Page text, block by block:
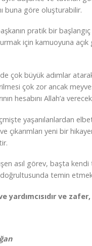
buna göre oluşturabilir.
pratik bir
için kamuoyuna açık
çok büyük adımlar
çok zor ancak
hesabını Allah’a
yaşanılanlardan
çıkarımları yeni bir
asıl görev, başta
temin
yardımcısıdır ve